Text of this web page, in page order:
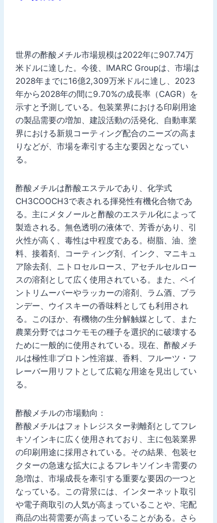
世界の酢酸メチル市場規模は2022年に907.74万
米ドルに達した。今後、IMARC Groupは、市場は
2028年までに16億2,309万米ドルに達し、2023
年から2028年の間に9.70%の成長率（CAGR）を
示すと予測している。包装業界における印刷用途
の製品需要の増加、建設活動の活発化、自動車業
界における新規コーティング配合のニーズの高ま
りなどが、市場を牽引する主な要因となってい
る。
酢酸メチルは酢酸エステルであり、化学式
CH3COOCH3で表される揮発性有機化合物であ
る。主にメタノールと酢酸のエステル化によって
製造される。無色透明の液体で、芳香があり、引
火性が高く、毒性は中程度である。樹脂、油、塗
料、接着剤、コーティング剤、インク、マニキュ
ア除去剤、ニトロセルロース、アセチルセルロー
スの溶剤として広く使用されている。また、ペイ
ントリムーバーやラッカーの溶剤、ラム酒、ブラ
ンデー、ウイスキーの香味料としても利用され
る。このほか、有機物の生分解触媒として、また
農業分野ではコケモモの種子を選択的に破壊する
ために一般的に使用されている。現在、酢酸メチ
ルは極性非プロトン性溶媒、香料、フルーツ・フ
レーバー用リフトとして広範な用途を見出してい
る。
酢酸メチルの市場動向：
酢酸メチルはフォトレジスター剥離剤としてフレ
キソインキに広く使用されており、主に包装業界
の印刷用途に採用されている。その結果、包装セ
クターの急速な拡大によるフレキソインキ需要の
急増は、市場成長を牽引する重要な要因の一つと
なっている。この背景には、インターネット取引
や電子商取引の人気が高まっていることや、宅配
商品の出荷需要が高まっていることがある。さら